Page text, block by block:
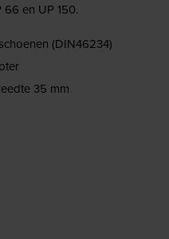
66 en UP 150.
(DIN46234)
35 mm